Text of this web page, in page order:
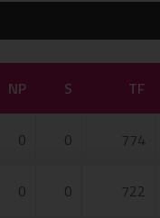
NP S TF
0 0 774
0 0 722